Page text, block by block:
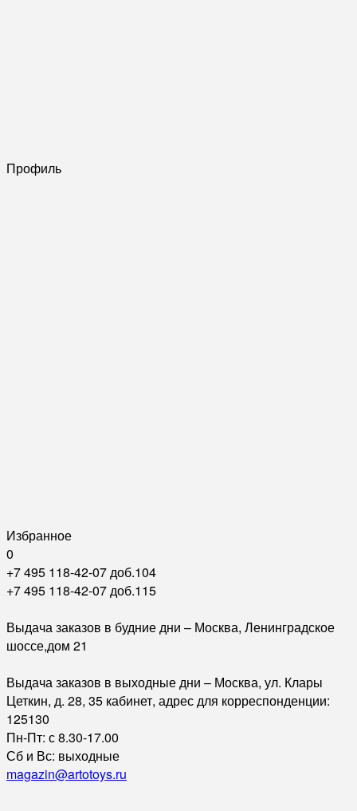
Профиль
Избранное
0
+7 495 118-42-07 доб.104
+7 495 118-42-07 доб.115
Выдача заказов в будние дни – Москва, Ленинградское
шоссе,дом 21
Выдача заказов в выходные дни – Москва, ул. Клары
Цеткин, д. 28, 35 кабинет, адрес для корреспонденции:
125130
Пн-Пт: с 8.30-17.00
Сб и Вс: выходные
magazin@artotoys.ru